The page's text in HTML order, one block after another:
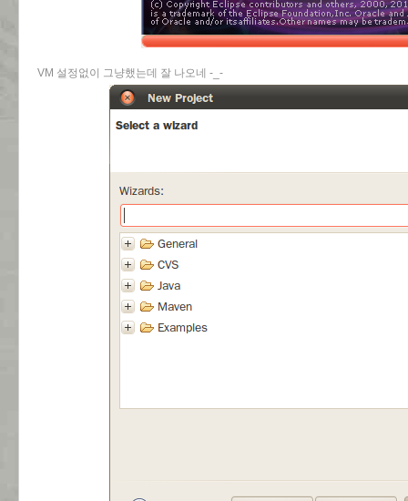
VM 설정없이 그냥했는데 잘 나오네 -_-